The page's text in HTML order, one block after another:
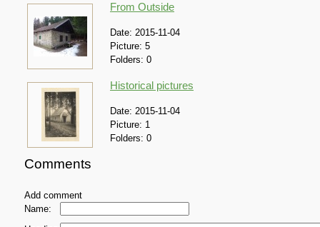
From Outside
Date: 2015-11-04
Picture: 5
Folders: 0
Historical pictures
Date: 2015-11-04
Picture: 1
Folders: 0
Comments
Add comment
Name: